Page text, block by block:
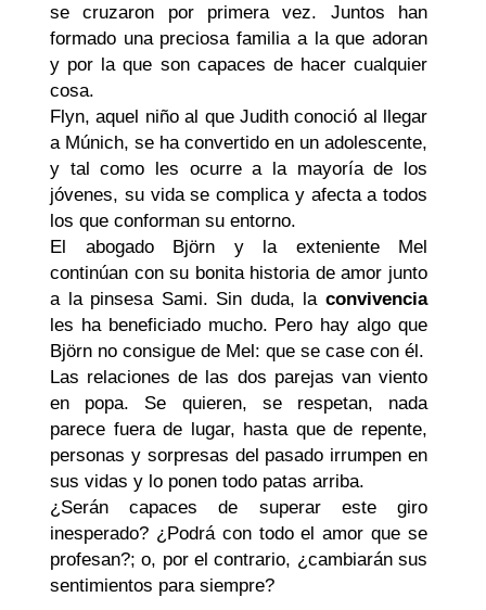
se cruzaron por primera vez. Juntos han
formado una preciosa familia a la que adoran
y por la que son capaces de hacer cualquier
cosa.
Flyn, aquel niño al que Judith conoció al llegar
a Múnich, se ha convertido en un adolescente,
y tal como les ocurre a la mayoría de los
jóvenes, su vida se complica y afecta a todos
los que conforman su entorno.
El abogado Björn y la exteniente Mel
continúan con su bonita historia de amor junto
a la pinsesa Sami. Sin duda, la convivencia
les ha beneficiado mucho. Pero hay algo que
Björn no consigue de Mel: que se case con él.
Las relaciones de las dos parejas van viento
en popa. Se quieren, se respetan, nada
parece fuera de lugar, hasta que de repente,
personas y sorpresas del pasado irrumpen en
sus vidas y lo ponen todo patas arriba.
¿Serán capaces de superar este giro
inesperado? ¿Podrá con todo el amor que se
profesan?; o, por el contrario, ¿cambiarán sus
sentimientos para siempre?